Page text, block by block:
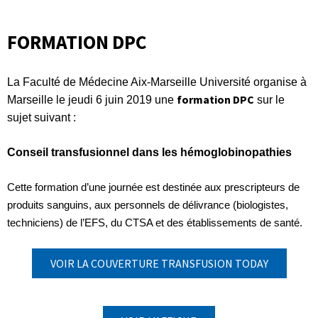
FORMATION DPC
La Faculté de Médecine Aix-Marseille Université organise à
Marseille le jeudi 6 juin 2019 une formation DPC sur le
sujet suivant :
Conseil transfusionnel dans les hémoglobinopathies
Cette formation d’une journée est destinée aux prescripteurs de
produits sanguins, aux personnels de délivrance (biologistes,
techniciens) de l’EFS, du CTSA et des établissements de santé.
VOIR LA COUVERTURE TRANSFUSION TODAY